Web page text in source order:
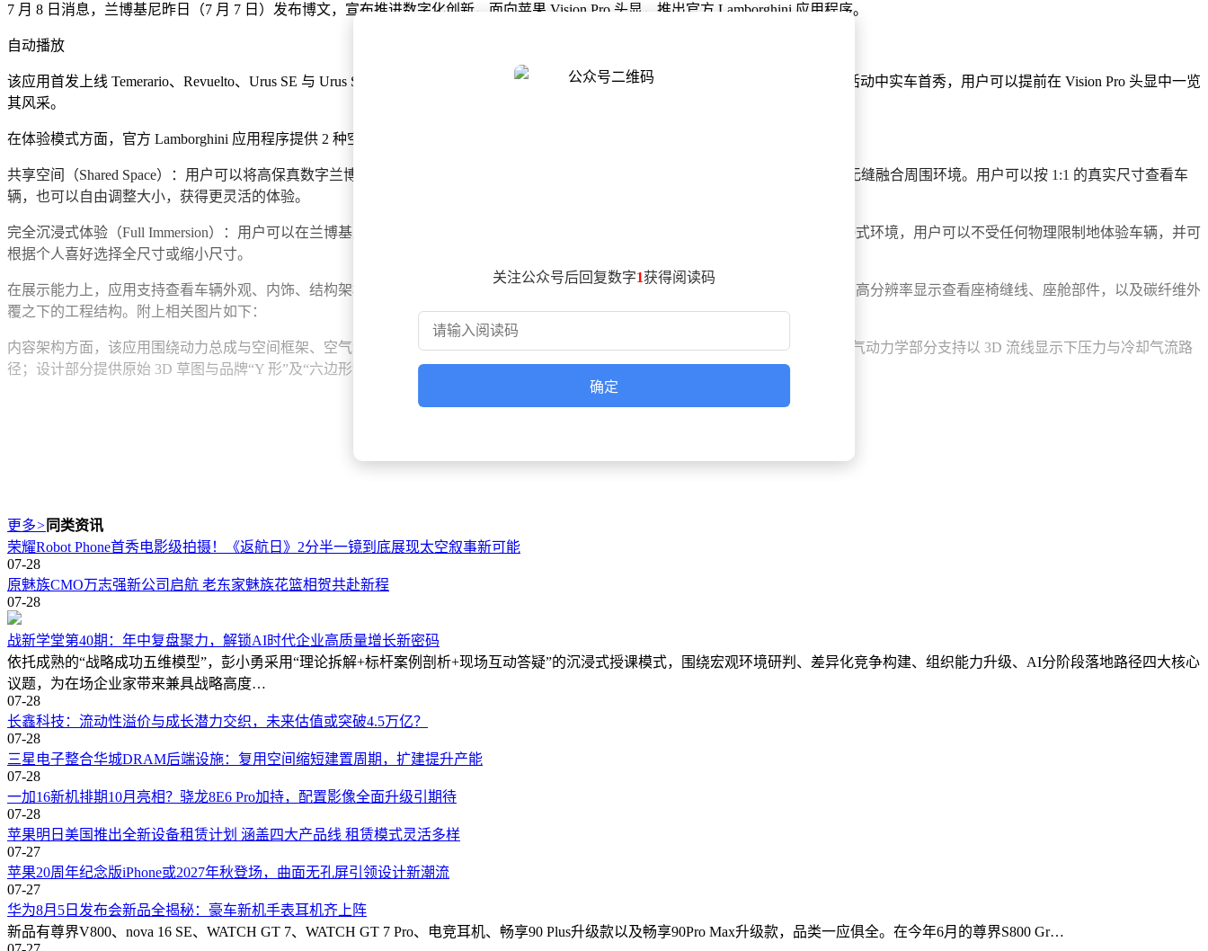
7 月 8 日消息，兰博基尼昨日（7 月 7 日）发布博文，宣布推进数字化创新，面向苹果 Vision Pro 头显，推出官方 Lamborghini 应用程序。
自动播放
该应用首发上线 Temerario、Revuelto、Urus SE 与 Urus SE Performante 四款车型，其中 Urus SE Performante 计划本周在古德伍德速度节活动中实车首秀，用户可以提前在 Vision Pro 头显中一览
其风采。
在体验模式方面，官方 Lamborghini 应用程序提供 2 种空间计算形式：
共享空间（Shared Space）：用户可以将高保真数字兰博基尼跑车直接放置在自己的环境中。无论是在车库还是起居空间，这辆车都能无缝融合周围环境。用户可以按 1:1 的真实尺寸查看车
辆，也可以自由调整大小，获得更灵活的体验。
完全沉浸式体验（Full Immersion）：用户可以在兰博基尼精心设计的全数字化环境中探索兰博基尼跑车。此模式提供了一个可控的沉浸式环境，用户可以不受任何物理限制地体验车辆，并可
根据个人喜好选择全尺寸或缩小尺寸。
在展示能力上，应用支持查看车辆外观、内饰、结构架构、空气动力学与混动动力系统。用户可通过视线与手部动作完成交互，并借助高分辨率显示查看座椅缝线、座舱部件，以及碳纤维外
覆之下的工程结构。附上相关图片如下：
内容架构方面，该应用围绕动力总成与空间框架、空气动力学、Centro Stile（设计中心）以及兰博基尼声浪 4 个技术支柱搭建，其中空气动力学部分支持以 3D 流线显示下压力与冷却气流路
径；设计部分提供原始 3D 草图与品牌“Y 形”及“六边形”设计母题说明。
关注公众号后回复数字1获得阅读码
确定
更多> 同类资讯
荣耀Robot Phone首秀电影级拍摄！《返航日》2分半一镜到底展现太空叙事新可能
07-28
原魅族CMO万志强新公司启航 老东家魅族花篮相贺共赴新程
07-28
战新学堂第40期：年中复盘聚力，解锁AI时代企业高质量增长新密码
依托成熟的“战略成功五维模型”，彭小勇采用“理论拆解+标杆案例剖析+现场互动答疑”的沉浸式授课模式，围绕宏观环境研判、差异化竞争构建、组织能力升级、AI分阶段落地路径四大核心
议题，为在场企业家带来兼具战略高度…
07-28
长鑫科技：流动性溢价与成长潜力交织，未来估值或突破4.5万亿？
07-28
三星电子整合华城DRAM后端设施：复用空间缩短建置周期，扩建提升产能
07-28
一加16新机排期10月亮相？骁龙8E6 Pro加持，配置影像全面升级引期待
07-28
苹果明日美国推出全新设备租赁计划 涵盖四大产品线 租赁模式灵活多样
07-27
苹果20周年纪念版iPhone或2027年秋登场，曲面无孔屏引领设计新潮流
07-27
华为8月5日发布会新品全揭秘：豪车新机手表耳机齐上阵
新品有尊界V800、nova 16 SE、WATCH GT 7、WATCH GT 7 Pro、电竞耳机、畅享90 Plus升级款以及畅享90Pro Max升级款，品类一应俱全。在今年6月的尊界S800 Gr…